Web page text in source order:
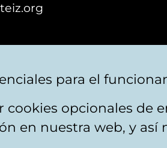
Accessibilité Contact
para el
opcionales de
en nuestra web, y así